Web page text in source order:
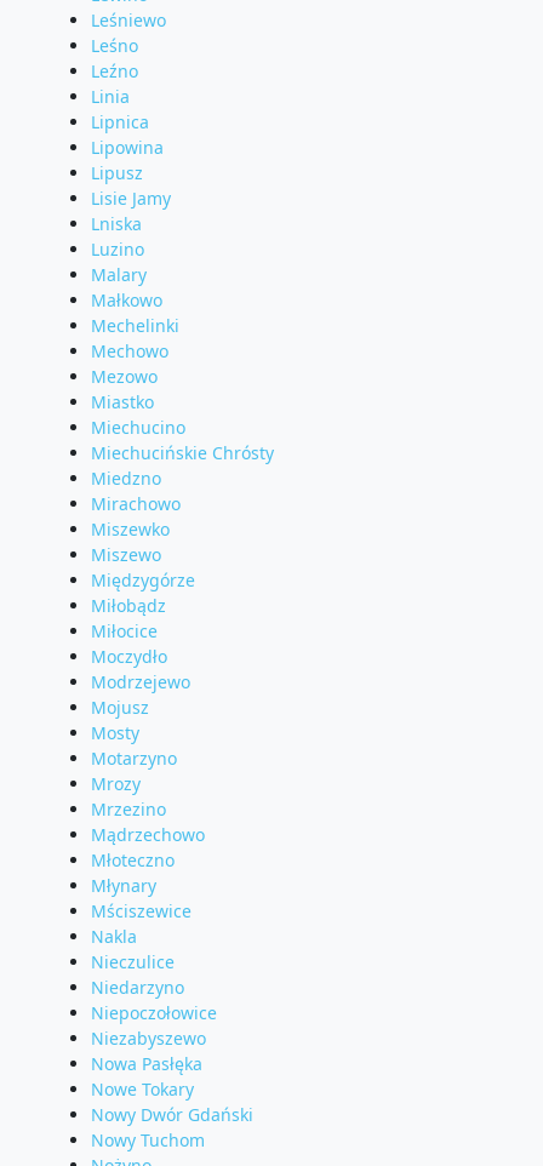
Leśniewo
Leśno
Leźno
Linia
Lipnica
Lipowina
Lipusz
Lisie Jamy
Lniska
Luzino
Malary
Małkowo
Mechelinki
Mechowo
Mezowo
Miastko
Miechucino
Miechucińskie Chrósty
Miedzno
Mirachowo
Miszewko
Miszewo
Międzygórze
Miłobądz
Miłocice
Moczydło
Modrzejewo
Mojusz
Mosty
Motarzyno
Mrozy
Mrzezino
Mądrzechowo
Młoteczno
Młynary
Mściszewice
Nakla
Nieczulice
Niedarzyno
Niepoczołowice
Niezabyszewo
Nowa Pasłęka
Nowe Tokary
Nowy Dwór Gdański
Nowy Tuchom